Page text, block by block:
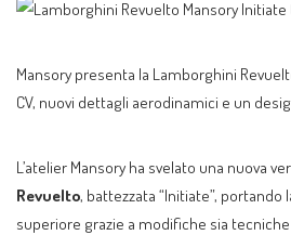
Mansory presenta la Lamborghini
CV, nuovi dettagli aerodinamici e un
L’atelier Mansory ha svelato una nuova
Revuelto, battezzata “Initiate”, portando
superiore grazie a modifiche sia